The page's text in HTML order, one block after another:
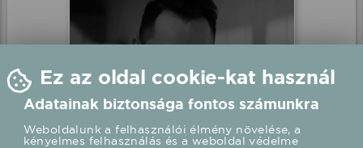
Ez az oldal cookie-kat használ
Adatainak biztonsága fontos számunkra
Weboldalunk a felhasználói élmény növelése, a
kényelmes felhasználás és a weboldal védelme